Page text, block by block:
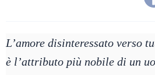
L’amore disinteressato verso
è l’attributo più nobile di un